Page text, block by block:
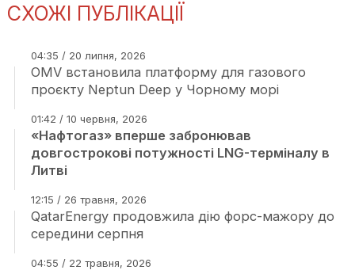
СХОЖІ ПУБЛІКАЦІЇ
04:35 / 20 липня, 2026
OMV встановила платформу для газового
проєкту Neptun Deep у Чорному морі
01:42 / 10 червня, 2026
«Нафтогаз» вперше забронював
довгострокові потужності LNG-терміналу в
Литві
12:15 / 26 травня, 2026
QatarEnergy продовжила дію форс-мажору до
середини серпня
04:55 / 22 травня, 2026